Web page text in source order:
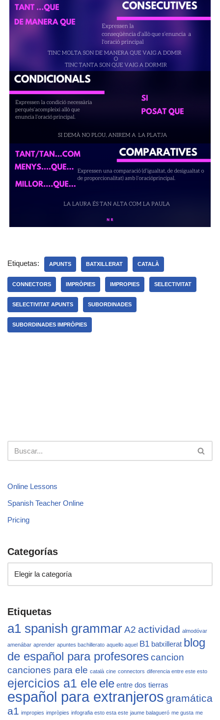
Etiquetas: APUNTS BATXILLERAT CATALÀ
CONNECTORS IMPRÒPIES IMPROPIES SELECTIVITAT
SELECTIVITAT APUNTS SUBORDINADES
SUBORDINADES IMPRÒPIES
Online Lessons
Spanish Teacher Online
Pricing
Categorías
Etiquetas
a1 spanish grammarA2 actividad almodóvar
amenábar aprender apuntes bachillerato aquello aquel B1 batxillerat blog
de español para profesores cancion
canciones para ele català cine connectors diferencia entre este esto
ejercicios a1 ele ele entre dos tierras
español para extranjeros gramática
a1 impropies impròpies infografia esto esta este jaume balagueró me gusta me